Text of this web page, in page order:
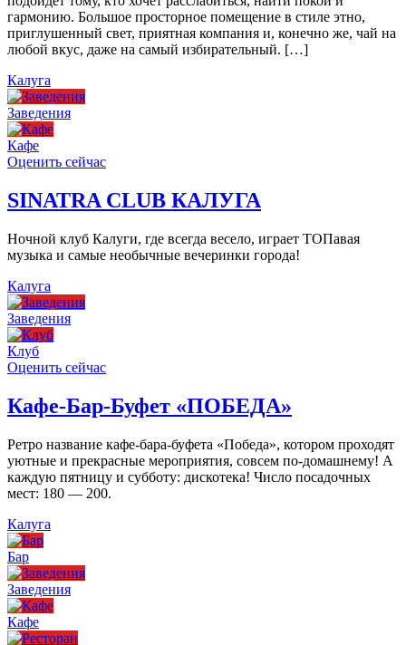
гармонию. Большое просторное помещение в стиле этно,
приглушенный свет, приятная компания и, конечно же, чай на
любой вкус, даже на самый избирательный. […]
Калуга
Заведения
Кафе
Оценить сейчас
SINATRA CLUB КАЛУГА
Ночной клуб Калуги, где всегда весело, играет ТОПавая
музыка и самые необычные вечеринки города!
Калуга
Заведения
Клуб
Оценить сейчас
Кафе-Бар-Буфет «ПОБЕДА»
Ретро название кафе-бара-буфета «Победа», котором проходят
уютные и прекрасные мероприятия, совсем по-домашнему! А
каждую пятницу и субботу: дискотека! Число посадочных
мест: 180 — 200.
Калуга
Бар
Заведения
Кафе